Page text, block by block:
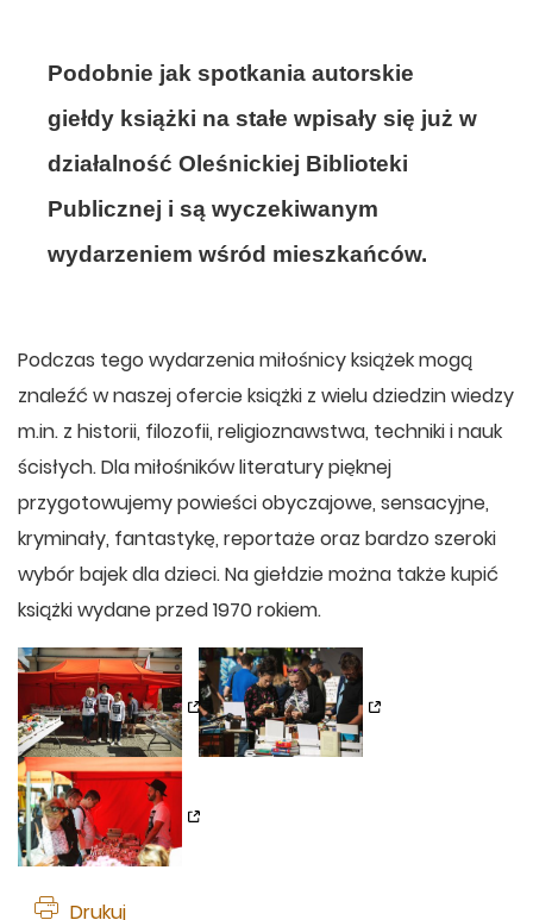
Podobnie jak spotkania autorskie
giełdy książki na stałe wpisały się już w
działalność Oleśnickiej Biblioteki
Publicznej i są wyczekiwanym
wydarzeniem wśród mieszkańców.
Podczas tego wydarzenia miłośnicy książek mogą
znaleźć w naszej ofercie książki z wielu dziedzin wiedzy
m.in. z historii, filozofii, religioznawstwa, techniki i nauk
ścisłych. Dla miłośników literatury pięknej
przygotowujemy powieści obyczajowe, sensacyjne,
kryminały, fantastykę, reportaże oraz bardzo szeroki
wybór bajek dla dzieci. Na giełdzie można także kupić
książki wydane przed 1970 rokiem.
Drukuj